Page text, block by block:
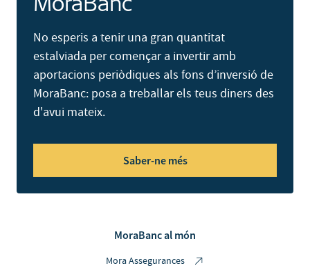
No esperis a tenir una gran quantitat
estalviada per començar a invertir amb
aportacions periòdiques als fons d’inversió de
MoraBanc: posa a treballar els teus diners des
d'avui mateix.
Saber-ne més
MoraBanc al món
Mora Assegurances